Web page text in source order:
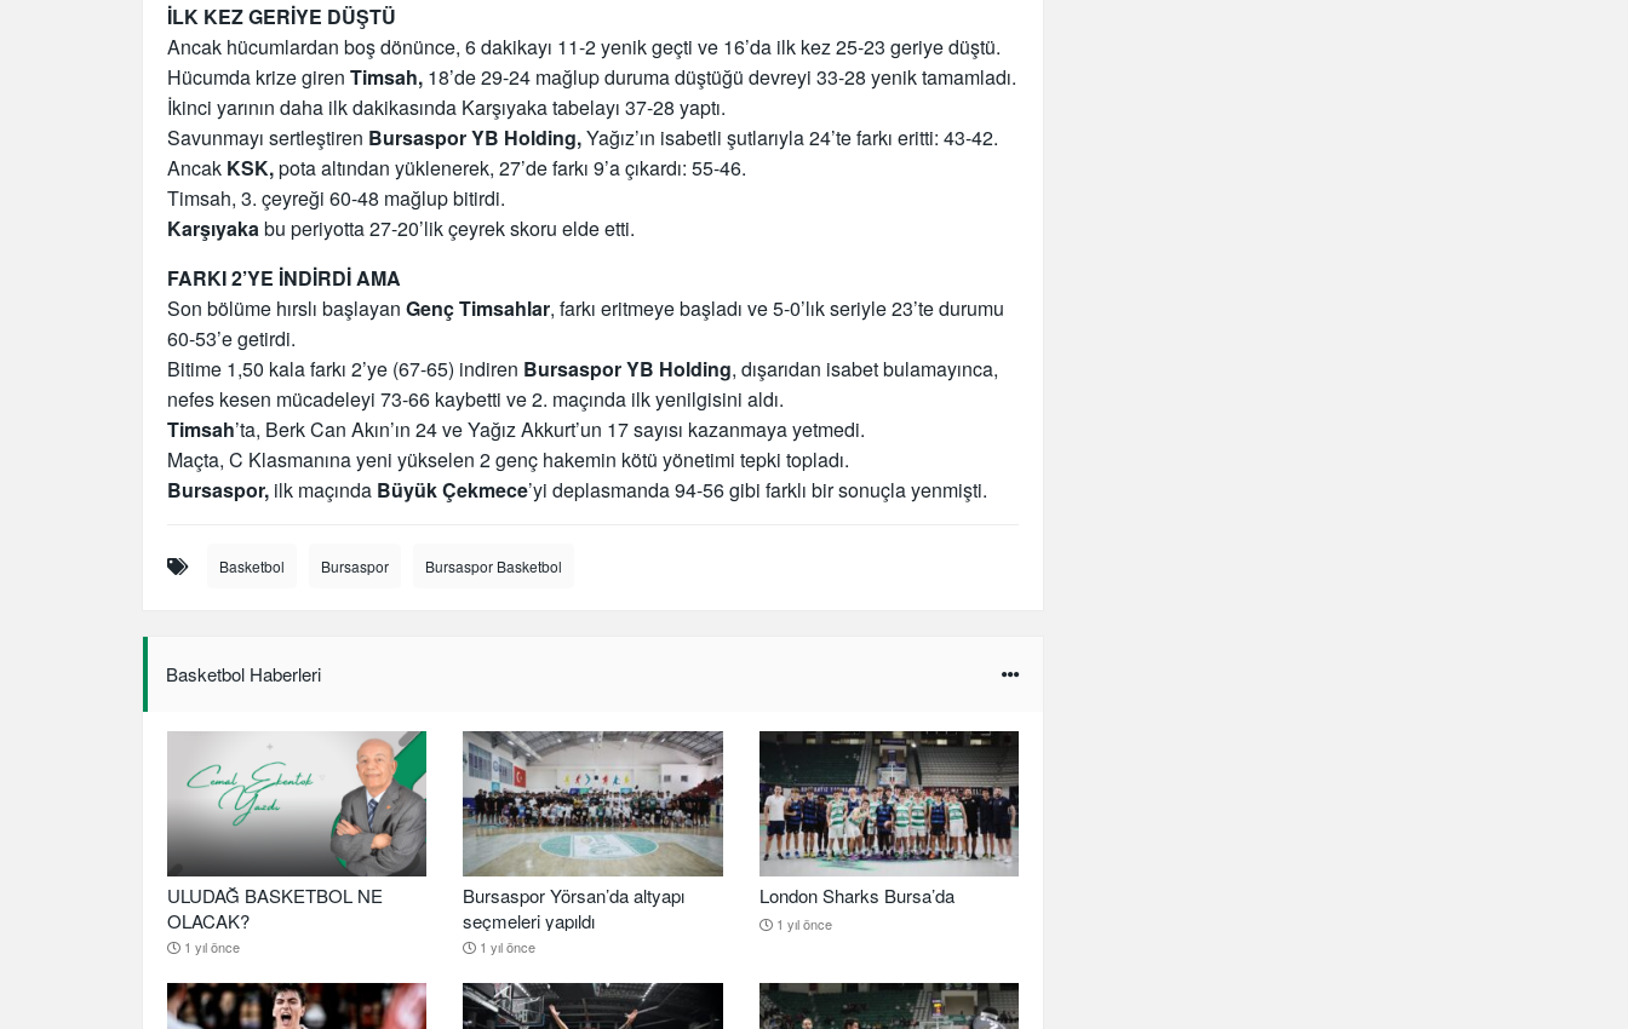
İLK KEZ GERİYE DÜŞTÜ
Ancak hücumlardan boş dönünce, 6 dakikayı 11-2 yenik geçti ve 16’da ilk kez 25-23 geriye düştü.
Hücumda krize giren Timsah, 18’de 29-24 mağlup duruma düştüğü devreyi 33-28 yenik tamamladı.
İkinci yarının daha ilk dakikasında Karşıyaka tabelayı 37-28 yaptı.
Savunmayı sertleştiren Bursaspor YB Holding,Yağız’ın isabetli şutlarıyla 24’te farkı eritti: 43-42.
Ancak KSK,pota altından yüklenerek, 27’de farkı 9’a çıkardı: 55-46.
Timsah, 3. çeyreği 60-48 mağlup bitirdi.
Karşıyakabu periyotta 27-20’lik çeyrek skoru elde etti.
FARKI 2’YE İNDİRDİ AMA
Son bölüme hırslı başlayan Genç Timsahlar, farkı eritmeye başladı ve 5-0’lık seriyle 23’te durumu
60-53’e getirdi.
Bitime 1,50 kala farkı 2’ye (67-65) indiren Bursaspor YB Holding, dışarıdan isabet bulamayınca,
nefes kesen mücadeleyi 73-66 kaybetti ve 2. maçında ilk yenilgisini aldı.
Timsah’ta, Berk Can Akın’ın 24 ve Yağız Akkurt’un 17 sayısı kazanmaya yetmedi.
Maçta, C Klasmanına yeni yükselen 2 genç hakemin kötü yönetimi tepki topladı.
Bursaspor, ilk maçında Büyük Çekmece’yi deplasmanda 94-56 gibi farklı bir sonuçla yenmişti.
Basketbol Bursaspor Bursaspor Basketbol
Basketbol Haberleri
ULUDAĞ BASKETBOL NE
OLACAK?
1 yıl önce
Bursaspor Yörsan’da altyapı
seçmeleri yapıldı
1 yıl önce
London Sharks Bursa’da
1 yıl önce